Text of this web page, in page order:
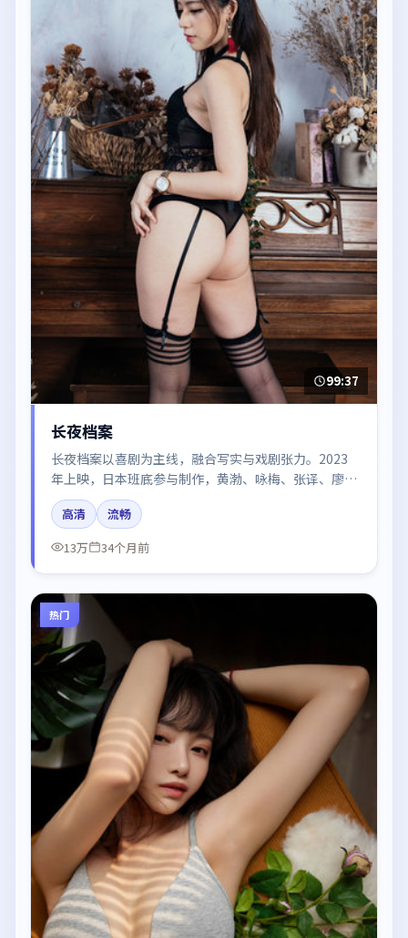
99:37
长夜档案
长夜档案以喜剧为主线，融合写实与戏剧张力。2023
年上映，日本班底参与制作，黄渤、咏梅、张译、廖
凡、河正宇在片中呈现细腻表演，影像风格统一，配乐
与剪辑强化了情绪曲线。
高清
流畅
13万
34个月前
热门